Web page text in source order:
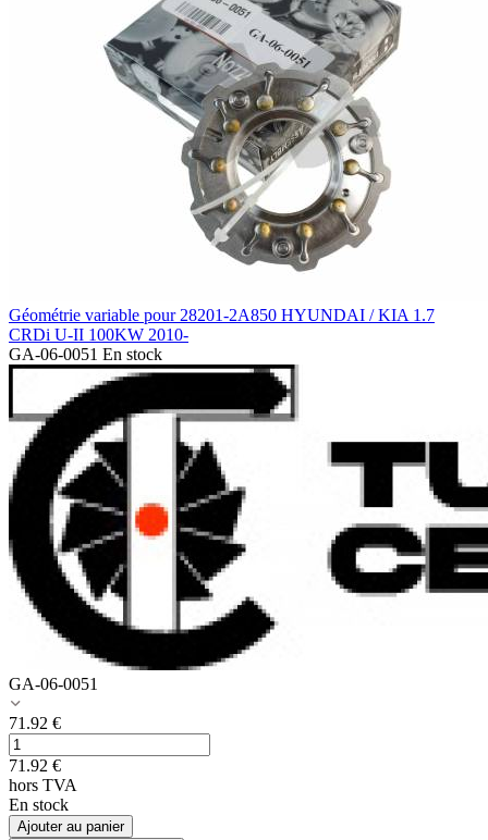
Géométrie variable pour 28201-2A850 HYUNDAI / KIA 1.7
CRDi U-II 100KW 2010-
GA-06-0051 En stock
GA-06-0051
71.92 €
71.92 €
hors TVA
En stock
Ajouter au panier